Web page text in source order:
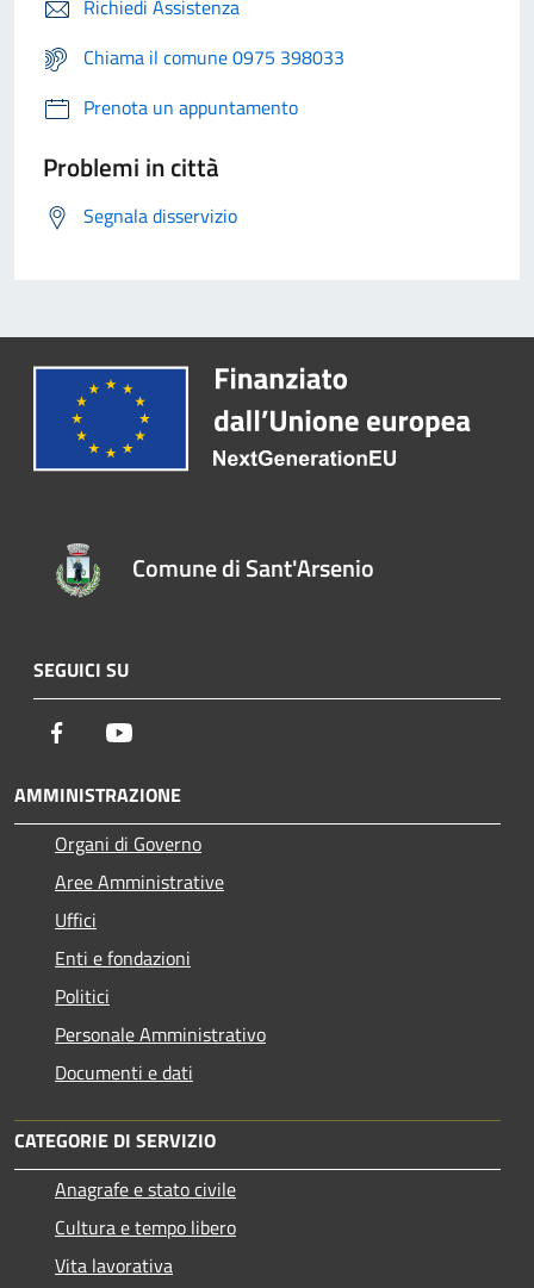
Richiedi Assistenza
Chiama il comune 0975 398033
Prenota un appuntamento
Problemi in città
Segnala disservizio
Comune di Sant'Arsenio
SEGUICI SU
Facebook
AMMINISTRAZIONE
Organi di Governo
Aree Amministrative
Uffici
Enti e fondazioni
Politici
Personale Amministrativo
Documenti e dati
CATEGORIE DI SERVIZIO
Anagrafe e stato civile
Cultura e tempo libero
Vita lavorativa